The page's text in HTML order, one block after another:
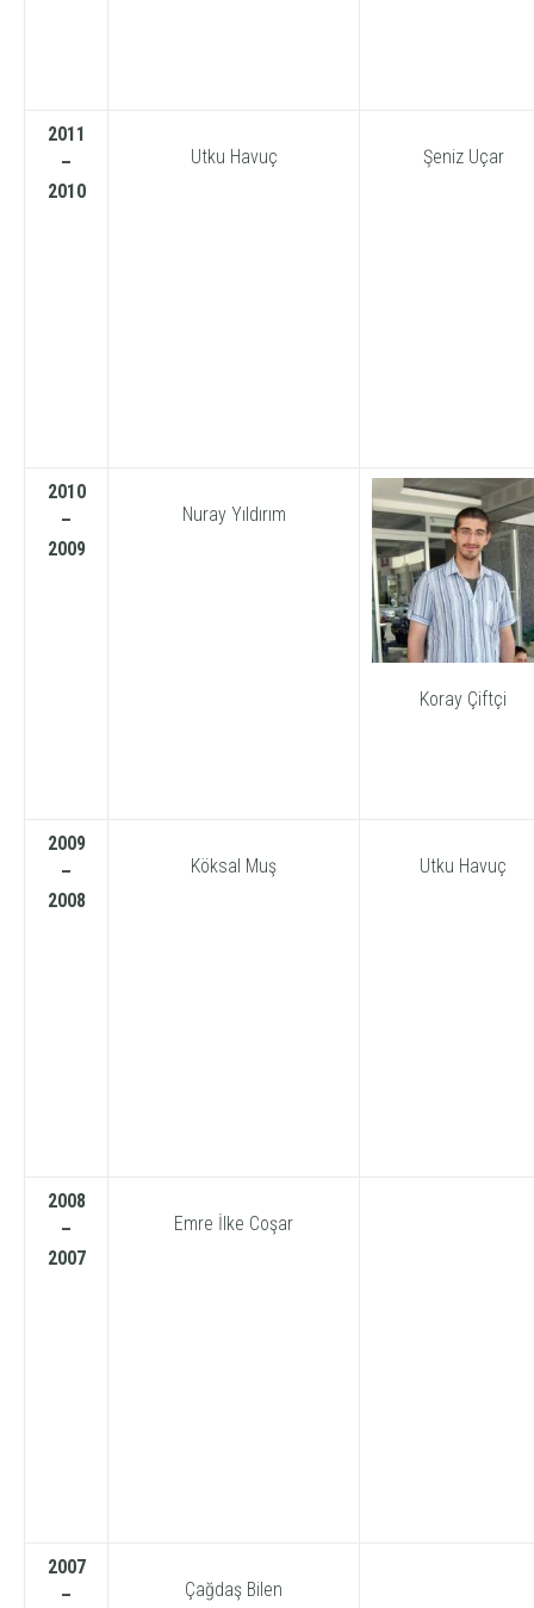
2011
–
2010
Utku Havuç Şeniz Uçar
2010
–
2009
Nuray Yıldırım
Koray Çiftçi
2009
–
2008
Köksal Muş Utku Havuç
2008
–
2007
Emre İlke Coşar
2007
–
Çağdaş Bilen